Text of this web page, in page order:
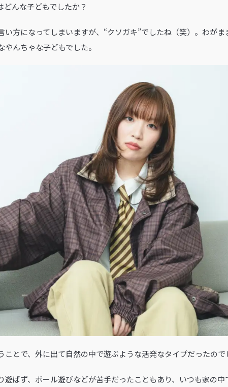
んな子どもでしたか？
方になってしまいますが、“クソガキ”でしたね（笑）。わがま
んちゃな子どもでした。
ことで、外に出て自然の中で遊ぶような活発なタイプだったので
ばず、ボール遊びなどが苦手だったこともあり、いつも家の